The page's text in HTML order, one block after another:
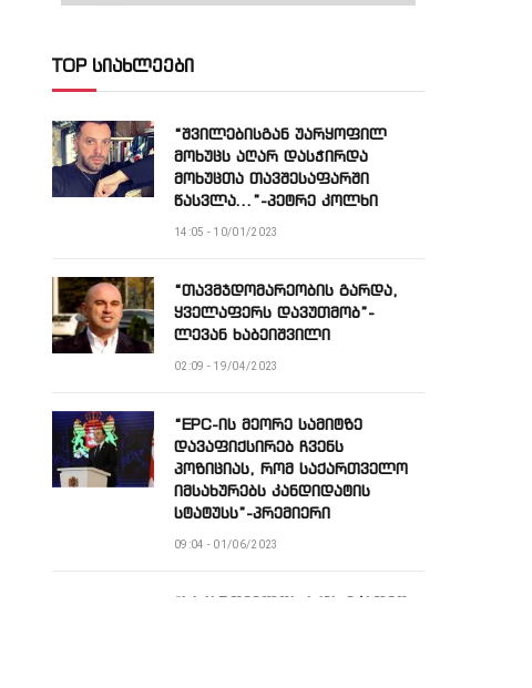
TOP სიახლეები
“შვილებისგან უარყოფილ
მოხუცს აღარ დასჭირდა
მოხუცთა თავშესაფარში
წასვლა…”-პეტრე კოლხი
14:05 - 10/01/2023
“თავმჯდომარეობის გარდა,
ყველაფერს დავუთმობ”-
ლევან ხაბეიშვილი
02:09 - 19/04/2023
“EPC-ის მეორე სამიტზე
დავაფიქსირებ ჩვენს
პოზიციას, რომ საქართველო
იმსახურებს კანდიდატის
სტატუსს”-პრემიერი
09:04 - 01/06/2023
“საქართველოს აქვს მკაფიო